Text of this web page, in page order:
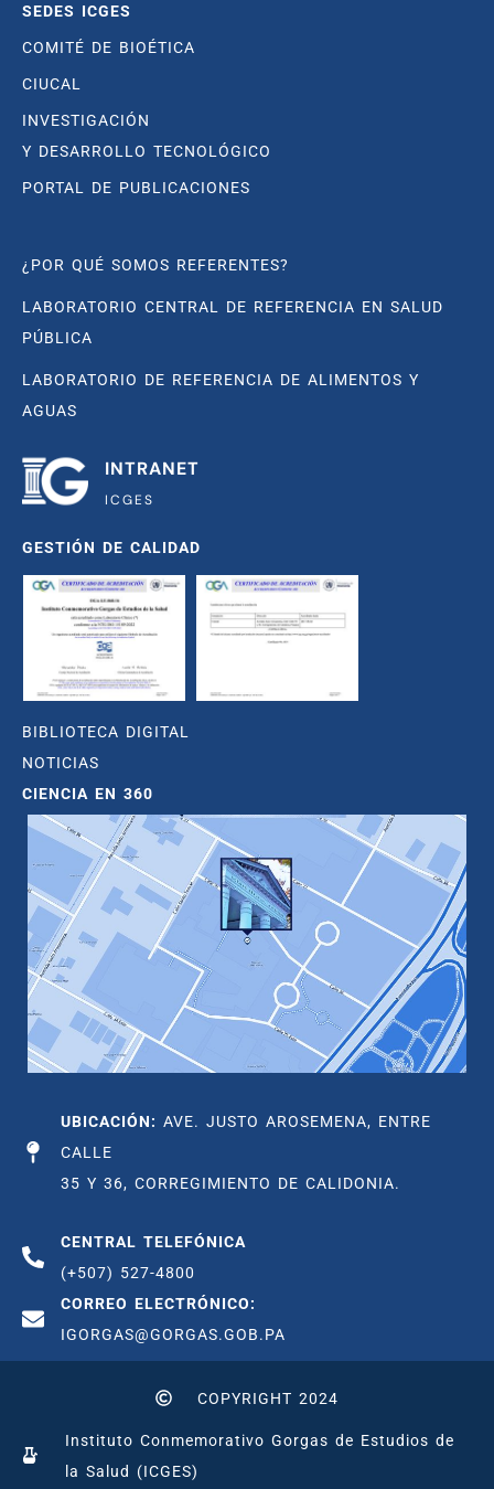
SEDES ICGES
COMITÉ DE BIOÉTICA
CIUCAL
INVESTIGACIÓN
Y DESARROLLO TECNOLÓGICO
PORTAL DE PUBLICACIONES
¿POR QUÉ SOMOS REFERENTES?
LABORATORIO CENTRAL DE REFERENCIA EN SALUD
PÚBLICA
LABORATORIO DE REFERENCIA DE ALIMENTOS Y
AGUAS
INTRANET
ICGES
GESTIÓN DE CALIDAD
BIBLIOTECA DIGITAL
NOTICIAS
CIENCIA EN 360
UBICACIÓN: AVE. JUSTO AROSEMENA, ENTRE
CALLE
35 Y 36, CORREGIMIENTO DE CALIDONIA.
CENTRAL TELEFÓNICA
(+507) 527-4800
CORREO ELECTRÓNICO:
IGORGAS@GORGAS.GOB.PA
COPYRIGHT 2024
Instituto Conmemorativo Gorgas de Estudios de
la Salud (ICGES)